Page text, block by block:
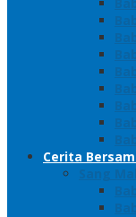
Cerita
Sang